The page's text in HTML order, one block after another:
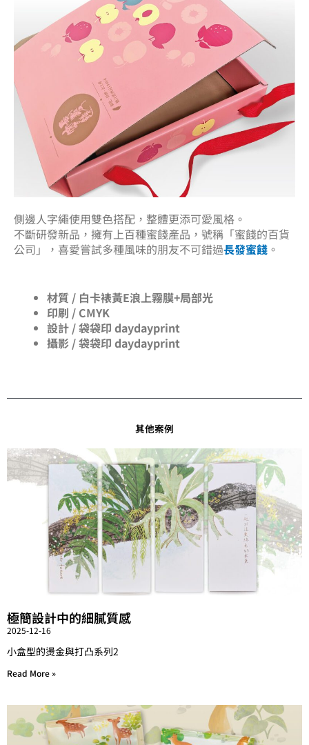
側邊人字繩使用雙色搭配，整體更添可愛風格。
不斷研發新品，擁有上百種蜜餞產品，號稱「蜜餞的百貨
公司」，喜愛嘗試多種風味的朋友不可錯過長發蜜餞 。
材質 / 白卡裱黃E浪上霧膜+局部光
印刷 / CMYK
設計 / 袋袋印 daydayprint
攝影 / 袋袋印 daydayprint
其他案例
極簡設計中的細膩質感
2025-12-16
小盒型的燙金與打凸系列2
Read More »